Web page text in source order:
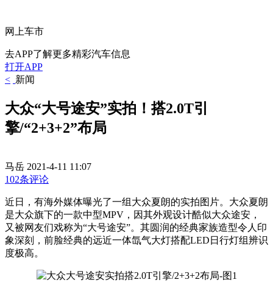
网上车市
去APP了解更多精彩汽车信息
打开APP
< 新闻
大众“大号途安”实拍！搭2.0T引
擎/“2+3+2”布局
马岳 2021-4-11 11:07
102条评论
近日，有海外媒体曝光了一组大众夏朗的实拍图片。大众夏朗
是大众旗下的一款中型MPV，因其外观设计酷似大众途安，
又被网友们戏称为“大号途安”。其圆润的经典家族造型令人印
象深刻，前脸经典的远近一体氙气大灯搭配LED日行灯组辨识
度极高。